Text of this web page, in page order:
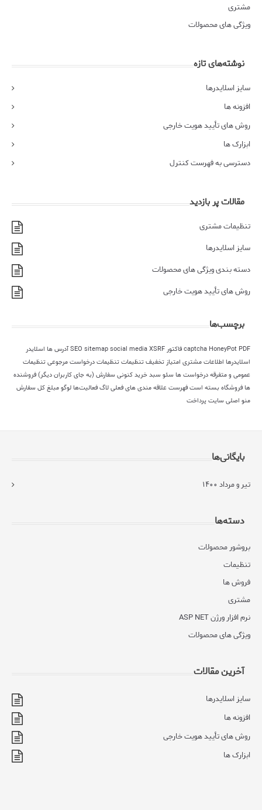
مشتری
ویژگی های محصولات
نوشته‌های تازه
سایز اسلایدرها
افزونه ها
روش های تأیید هویت خارجی
ابزارک ها
دسترسی به فهرست کنترل
مقالات پر بازدید
تنظیمات مشتری
سایز اسلایدرها
دسته بندی ویژگی های محصولات
روش های تأیید هویت خارجی
برچسب‌ها
captcha HoneyPot PDF فاکتور SEO sitemapsocial mediaXSRF آدرس ها اسلایدر
اسلایدرها اطلاعات مشتری امتیاز تخفیفتنظیماتتنظیمات درخواست مرجوعیتنظیمات
عمومی و متفرقهدرخواست هاسئوسبد خرید کنونیسفارش (به جای کاربران دیگر)فروشنده
هافروشگاه بسته استفهرست علاقه مندی های فعلیلاگ فعالیت‌هالوگومبلغ کل سفارش
منو اصلی سایتپرداخت
بایگانی‌ها
تیر و مرداد ۱۴۰۰
دسته‌ها
بروشور محصولات
تنظیمات
فروش ها
مشتری
نرم افزار ورژن ASP NET
ویژگی های محصولات
آخرین مقالات
سایز اسلایدرها
افزونه ها
روش های تأیید هویت خارجی
ابزارک ها